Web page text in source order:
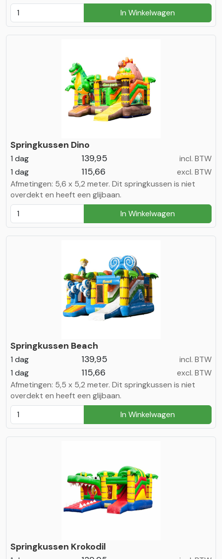
In Winkelwagen
Springkussen Dino
1 dag 139,95
incl. BTW
1 dag
115,66
excl. BTW
Afmetingen: 5,6 x 5,2 meter. Dit springkussen is niet
overdekt en heeft een glijbaan.
In Winkelwagen
Springkussen Beach
1 dag 139,95
incl. BTW
1 dag
115,66
excl. BTW
Afmetingen: 5,5 x 5,2 meter. Dit springkussen is niet
overdekt en heeft een glijbaan.
In Winkelwagen
Springkussen Krokodil